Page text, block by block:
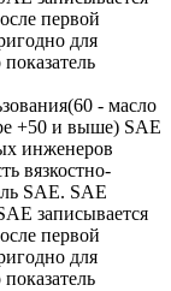
первой
для
- масло
+50 и выше) SAE
инженеров
вязкостно-
SAE. SAE
записывается
первой
для